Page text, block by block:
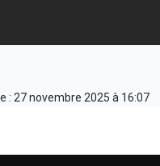
: 27 novembre 2025 à 16:07